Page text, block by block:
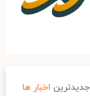
جدیدترین اخبار ها